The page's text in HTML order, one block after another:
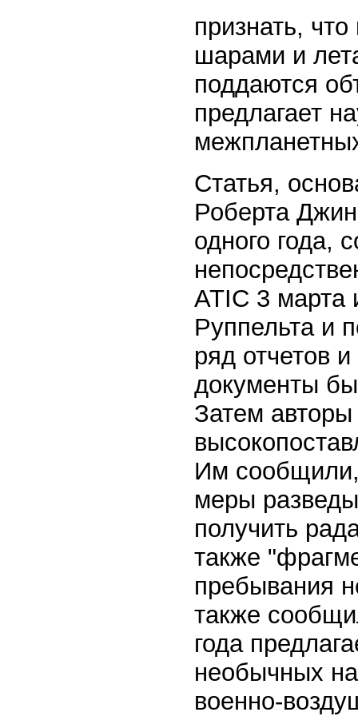
признать,
шарами и
поддаются
предлагает
Статья,
Роберта
одного года,
ATIC 3 марта
Руппельта и
ряд отчетов
документы
Затем авторы
Им
меры
получить
также
пребывания
также
года
необычных
военно-